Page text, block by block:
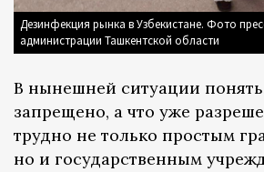
Дезинфекция рынка в Узбекистане. Фото
администрации Ташкентской области
В нынешней ситуации
запрещено, а что уже
трудно не только простым
но и государственным